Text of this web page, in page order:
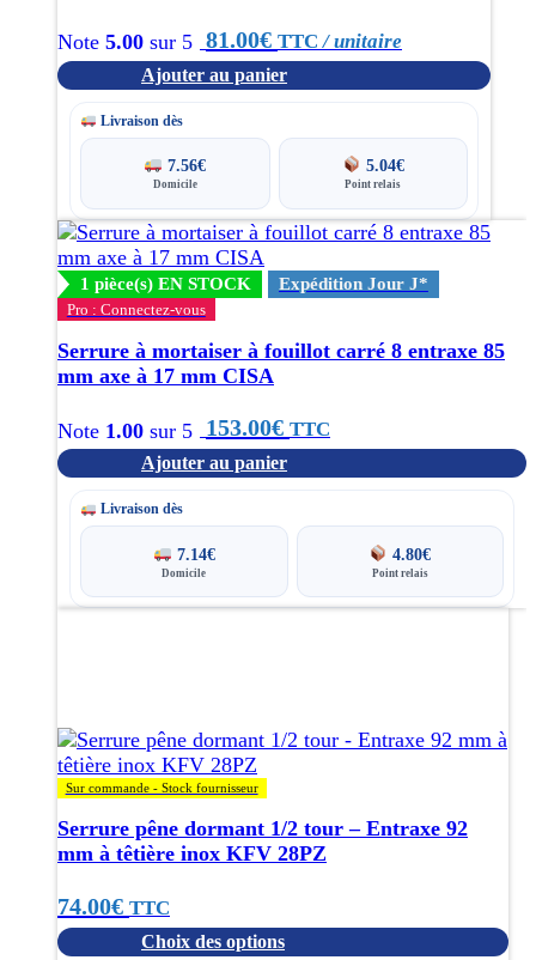
Note 5.00 sur 5 81.00€ TTC / unitaire
Ajouter au panier
Livraison dès
7.56€
Domicile
5.04€
Point relais
1 pièce(s) EN STOCK Expédition Jour J*
Pro : Connectez-vous
Serrure à mortaiser à fouillot carré 8 entraxe 85
mm axe à 17 mm CISA
Note 1.00 sur 5 153.00€ TTC
Ajouter au panier
Livraison dès
7.14€
Domicile
4.80€
Point relais
Sur commande - Stock fournisseur
Serrure pêne dormant 1/2 tour – Entraxe 92
mm à têtière inox KFV 28PZ
74.00€ TTC
Choix des options
Les
options
peuvent
être
choisies
sur
la
page
du